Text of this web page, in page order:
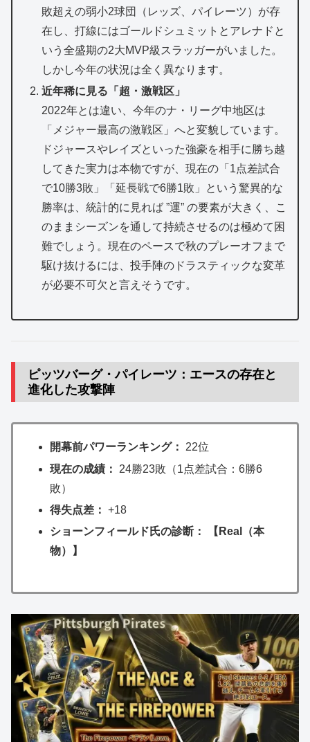
敗超えの弱小2球団（レッズ、パイレーツ）が存
在し、打線にはゴールドシュミットとアレナドと
いう全盛期の2大MVP級スラッガーがいました。
しかし今年の状況は全く異なります。
近年稀に見る「超・激戦区」
2022年とは違い、今年のナ・リーグ中地区は
「メジャー最高の激戦区」へと変貌しています。
ドジャースやレイズといった強豪を相手に勝ち越
してきた実力は本物ですが、現在の「1点差試合
で10勝3敗」「延長戦で6勝1敗」という驚異的な
勝率は、統計的に見れば ”運” の要素が大きく、こ
のままシーズンを通して持続させるのは極めて困
難でしょう。現在のペースで秋のプレーオフまで
駆け抜けるには、投手陣のドラスティックな変革
が必要不可欠と言えそうです。
ピッツバーグ・パイレーツ：エースの存在と
進化した攻撃陣
開幕前パワーランキング： 22位
現在の成績：
24勝23敗（1点差試合：6勝6
敗）
得失点差： +18
ショーンフィールド氏の診断： 【Real（本
物）】